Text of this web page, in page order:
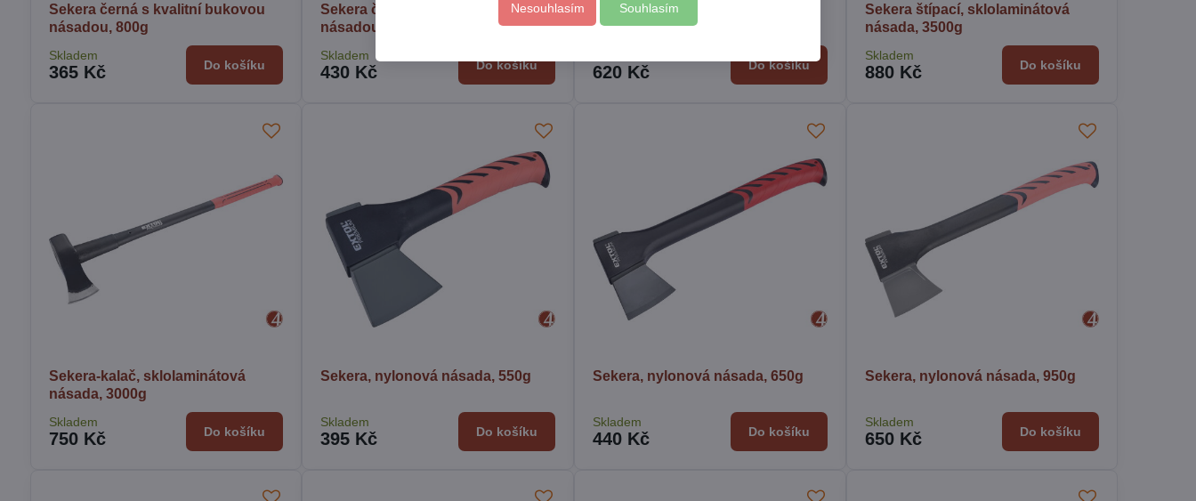
Sekera černá s kvalitní bukovou
násadou, 800g
Skladem
365 Kč Do košíku
Sekera černá s kvalitní bukovou
násadou, 1000g
Skladem
430 Kč Do košíku
Sekera štípací, sklolaminátová
násada, 2000g
620 Kč Do košíku
Sekera štípací, sklolaminátová
násada, 3500g
Skladem
880 Kč Do košíku
Sekera-kalač, sklolaminátová
násada, 3000g
Skladem
750 Kč Do košíku
Sekera, nylonová násada, 550g
Skladem
395 Kč Do košíku
Sekera, nylonová násada, 650g
Skladem
440 Kč Do košíku
Sekera, nylonová násada, 950g
Skladem
650 Kč Do košíku
Nesouhlasím Souhlasím